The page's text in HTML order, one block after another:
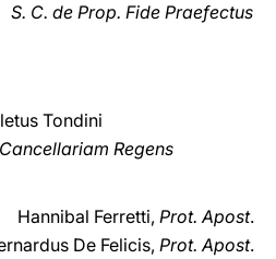
S. C. de Prop. Fide Praefectus
Tondini
Regens
Hannibal Ferretti, Prot. Apost.
De Felicis, Prot. Apost.